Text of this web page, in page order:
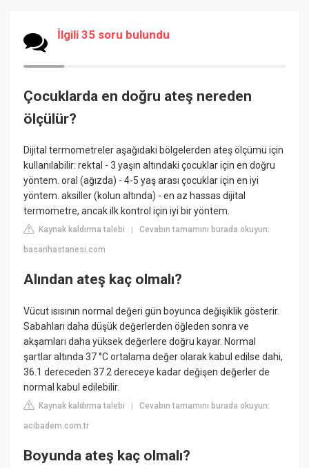
İlgili 35 soru bulundu
Çocuklarda en doğru ateş nereden
ölçülür?
Dijital termometreler aşağıdaki bölgelerden ateş ölçümü için
kullanılabilir: rektal - 3 yaşın altındaki çocuklar için en doğru
yöntem. oral (ağızda) - 4-5 yaş arası çocuklar için en iyi
yöntem. aksiller (kolun altında) - en az hassas dijital
termometre, ancak ilk kontrol için iyi bir yöntem.
Kaynak kaldırma talebi |Cevabın tamamını burada okuyun:
basarihastanesi.com
Alından ateş kaç olmalı?
Vücut ısısının normal değeri gün boyunca değişiklik gösterir.
Sabahları daha düşük değerlerden öğleden sonra ve
akşamları daha yüksek değerlere doğru kayar. Normal
şartlar altında 37 °C ortalama değer olarak kabul edilse dahi,
36.1 dereceden 37.2 dereceye kadar değişen değerler de
normal kabul edilebilir.
Kaynak kaldırma talebi |Cevabın tamamını burada okuyun:
acibadem.com.tr
Boyunda ateş kaç olmalı?